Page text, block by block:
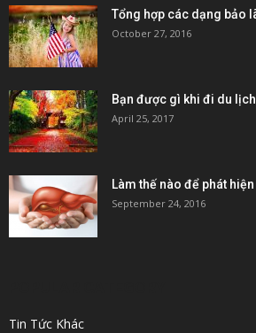
Tổng hợp các dạng bảo
October 27, 2016
Bạn được gì khi đi du
April 25, 2017
Làm thế nào để phát
September 24, 2016
Tin Tức Khác